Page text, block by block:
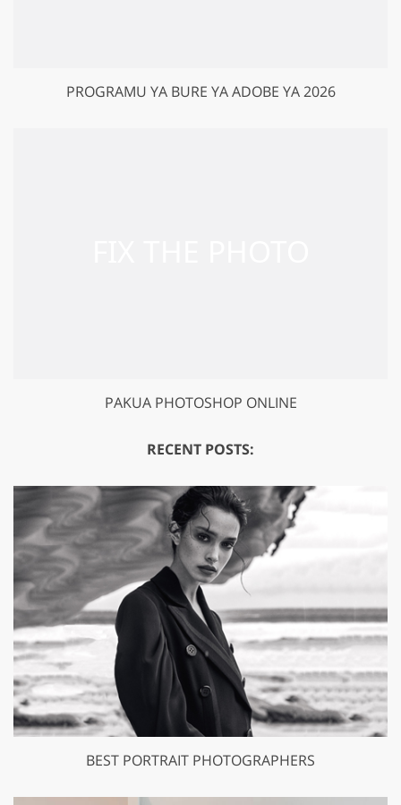
PROGRAMU YA BURE YA ADOBE YA 2026
PAKUA PHOTOSHOP ONLINE
RECENT POSTS:
BEST PORTRAIT PHOTOGRAPHERS